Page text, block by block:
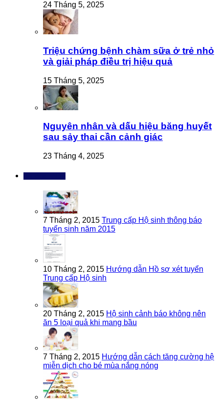
24 Tháng 5, 2025
Triệu chứng bệnh chàm sữa ở trẻ nhỏ
và giải pháp điều trị hiệu quả
15 Tháng 5, 2025
Nguyên nhân và dấu hiệu băng huyết
sau sảy thai cần cảnh giác
23 Tháng 4, 2025
7 Tháng 2, 2015 Trung cấp Hộ sinh thông báo
tuyển sinh năm 2015
10 Tháng 2, 2015 Hướng dẫn Hồ sơ xét tuyển
Trung cấp Hộ sinh
20 Tháng 2, 2015 Hộ sinh cảnh báo không nên
ăn 5 loại quả khi mang bầu
7 Tháng 2, 2015 Hướng dẫn cách tăng cường hệ
miễn dịch cho bé mùa nắng nóng